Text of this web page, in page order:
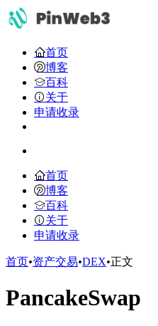
首页
博客
百科
关于
申请收录
首页
博客
百科
关于
申请收录
首页•资产交易•DEX•正文
PancakeSwap